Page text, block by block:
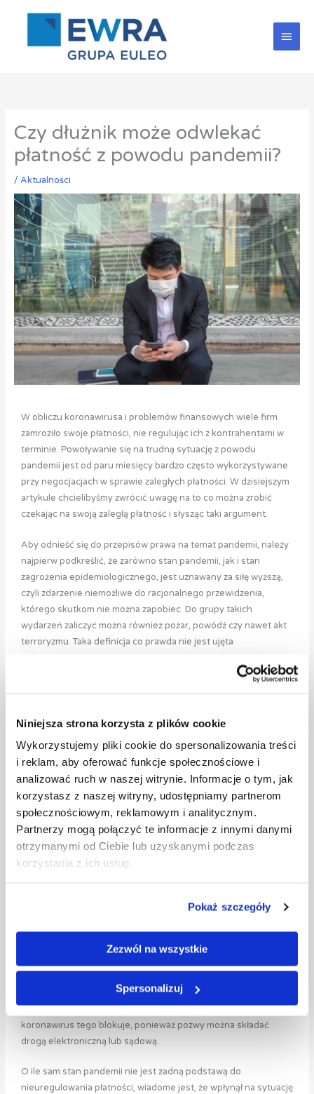
Niniejsza strona korzysta z plików cookie
Wykorzystujemy pliki cookie do spersonalizowania treści
i reklam, aby oferować funkcje społecznościowe i
analizować ruch w naszej witrynie. Informacje o tym, jak
korzystasz z naszej witryny, udostępniamy partnerom
społecznościowym, reklamowym i analitycznym.
Partnerzy mogą połączyć te informacje z innymi danymi
otrzymanymi od Ciebie lub uzyskanymi podczas
korzystania z ich usług.
Pokaż szczegóły
Zezwól na wszystkie
Spersonalizuj
Czy dłużnik może odwlekać
płatność z powodu pandemii?
/ Aktualności
W obliczu koronawirusa i problemów finansowych wiele firm
zamroziło swoje płatności, nie regulując ich z kontrahentami w
terminie. Powoływanie się na trudną sytuację z powodu
pandemii jest od paru miesięcy bardzo często wykorzystywane
przy negocjacjach w sprawie zaległych płatności. W dzisiejszym
artykule chcielibyśmy zwrócić uwagę na to co można zrobić
czekając na swoją zaległą płatność i słysząc taki argument.
Aby odnieść się do przepisów prawa na temat pandemii, należy
najpierw podkreślić, że zarówno stan pandemii, jak i stan
zagrożenia epidemiologicznego, jest uznawany za siłę wyższą,
czyli zdarzenie niemożliwe do racjonalnego przewidzenia,
którego skutkom nie można zapobiec. Do grupy takich
wydarzeń zaliczyć można również pożar, powódź czy nawet akt
terroryzmu. Taka definicja co prawda nie jest ujęta
jednoznacznie w przepisach prawa, jednak w taki sposób jest
pandemii jest powszechnie uznawany za siłę wyższą, wielu
zobowiązań. Pomimo takich wymówek, stan zagrożenia lub
pandemii nie powoduje rozwiązania wcześniej zawartych umów.
Jeżeli wierzyciel wykonał już usługę zakontraktowaną na
umowie, jak najbardziej może dochodzić swoich roszczeń –
nawet w obliczu pandemii – na drodze polubownej oraz
sądowej.
Argument niepłacenia z powodu koronawirusa jest nie do
roszczenie – po trzech lub sześciu latach – ulega
wierzyciela. Podsumowując, mimo koronawirusa termin
miejsce wtedy, gdy z powodu siły wyższej uprawniony nie może
ich dochodzić przed sądem. Jednak w obecnych czasach
koronawirus tego blokuje, ponieważ pozwy można składać
drogą elektroniczną lub sądową.
O ile sam stan pandemii nie jest żadną podstawą do
nieuregulowania płatności, wiadome jest, że wpłynął na sytuację